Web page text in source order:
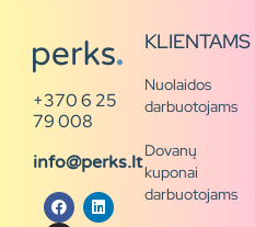
+370 6 25
79 008
info@perks.lt
KLIENTAMS
Nuolaidos
darbuotojams
Dovanų
kuponai
darbuotojams